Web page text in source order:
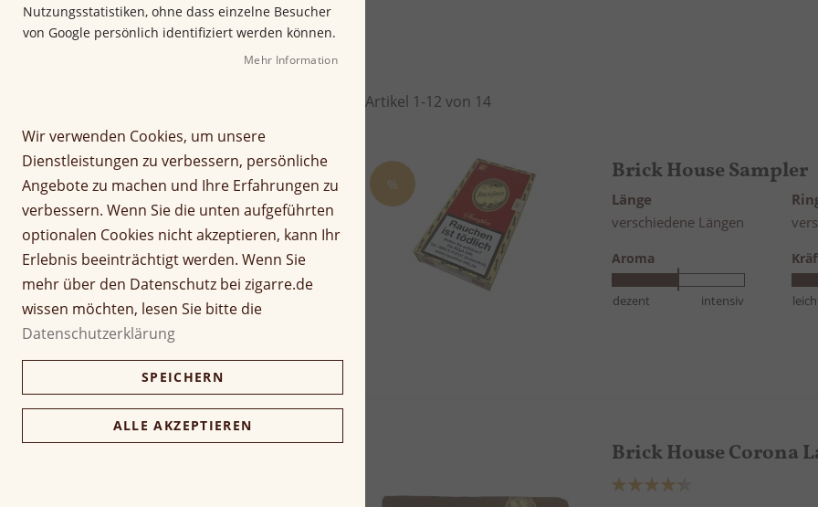
Rauchertyp
Artikel 1-12 von 14
% Brick House Sampler
Länge
verschiedene Längen
Aroma
dezent intensiv
Brick House Corona
Bewertung:
Nutzungsstatistiken, ohne dass einzelne Besucher
von Google persönlich identifiziert werden können.
Mehr Information
Wir verwenden Cookies, um unsere
Dienstleistungen zu verbessern, persönliche
Angebote zu machen und Ihre Erfahrungen zu
verbessern. Wenn Sie die unten aufgeführten
optionalen Cookies nicht akzeptieren, kann Ihr
Erlebnis beeinträchtigt werden. Wenn Sie
mehr über den Datenschutz bei zigarre.de
wissen möchten, lesen Sie bitte die
Datenschutzerklärung
SPEICHERN
ALLE AKZEPTIEREN